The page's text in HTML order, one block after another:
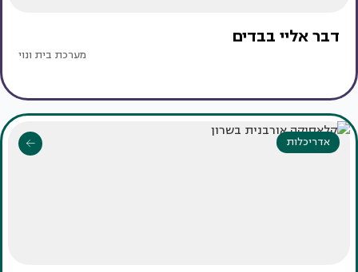
דבר אליי בבדים
מערכת בית ונוי
אדריכלות